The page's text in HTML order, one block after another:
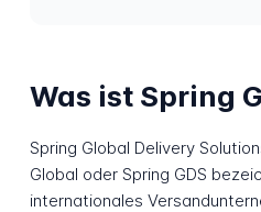
Was ist Spring
Spring Global Delivery
Global oder Spring GDS
internationales